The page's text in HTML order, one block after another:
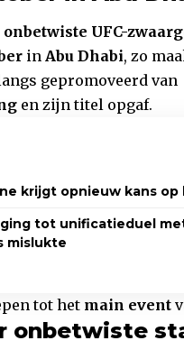
onbetwiste UFC-
in Abu Dhabi, zo
gepromoveerd van
en zijn titel opgaf.
krijgt opnieuw kans
tot unificatieduel
mislukte
tot het main event
onbetwiste